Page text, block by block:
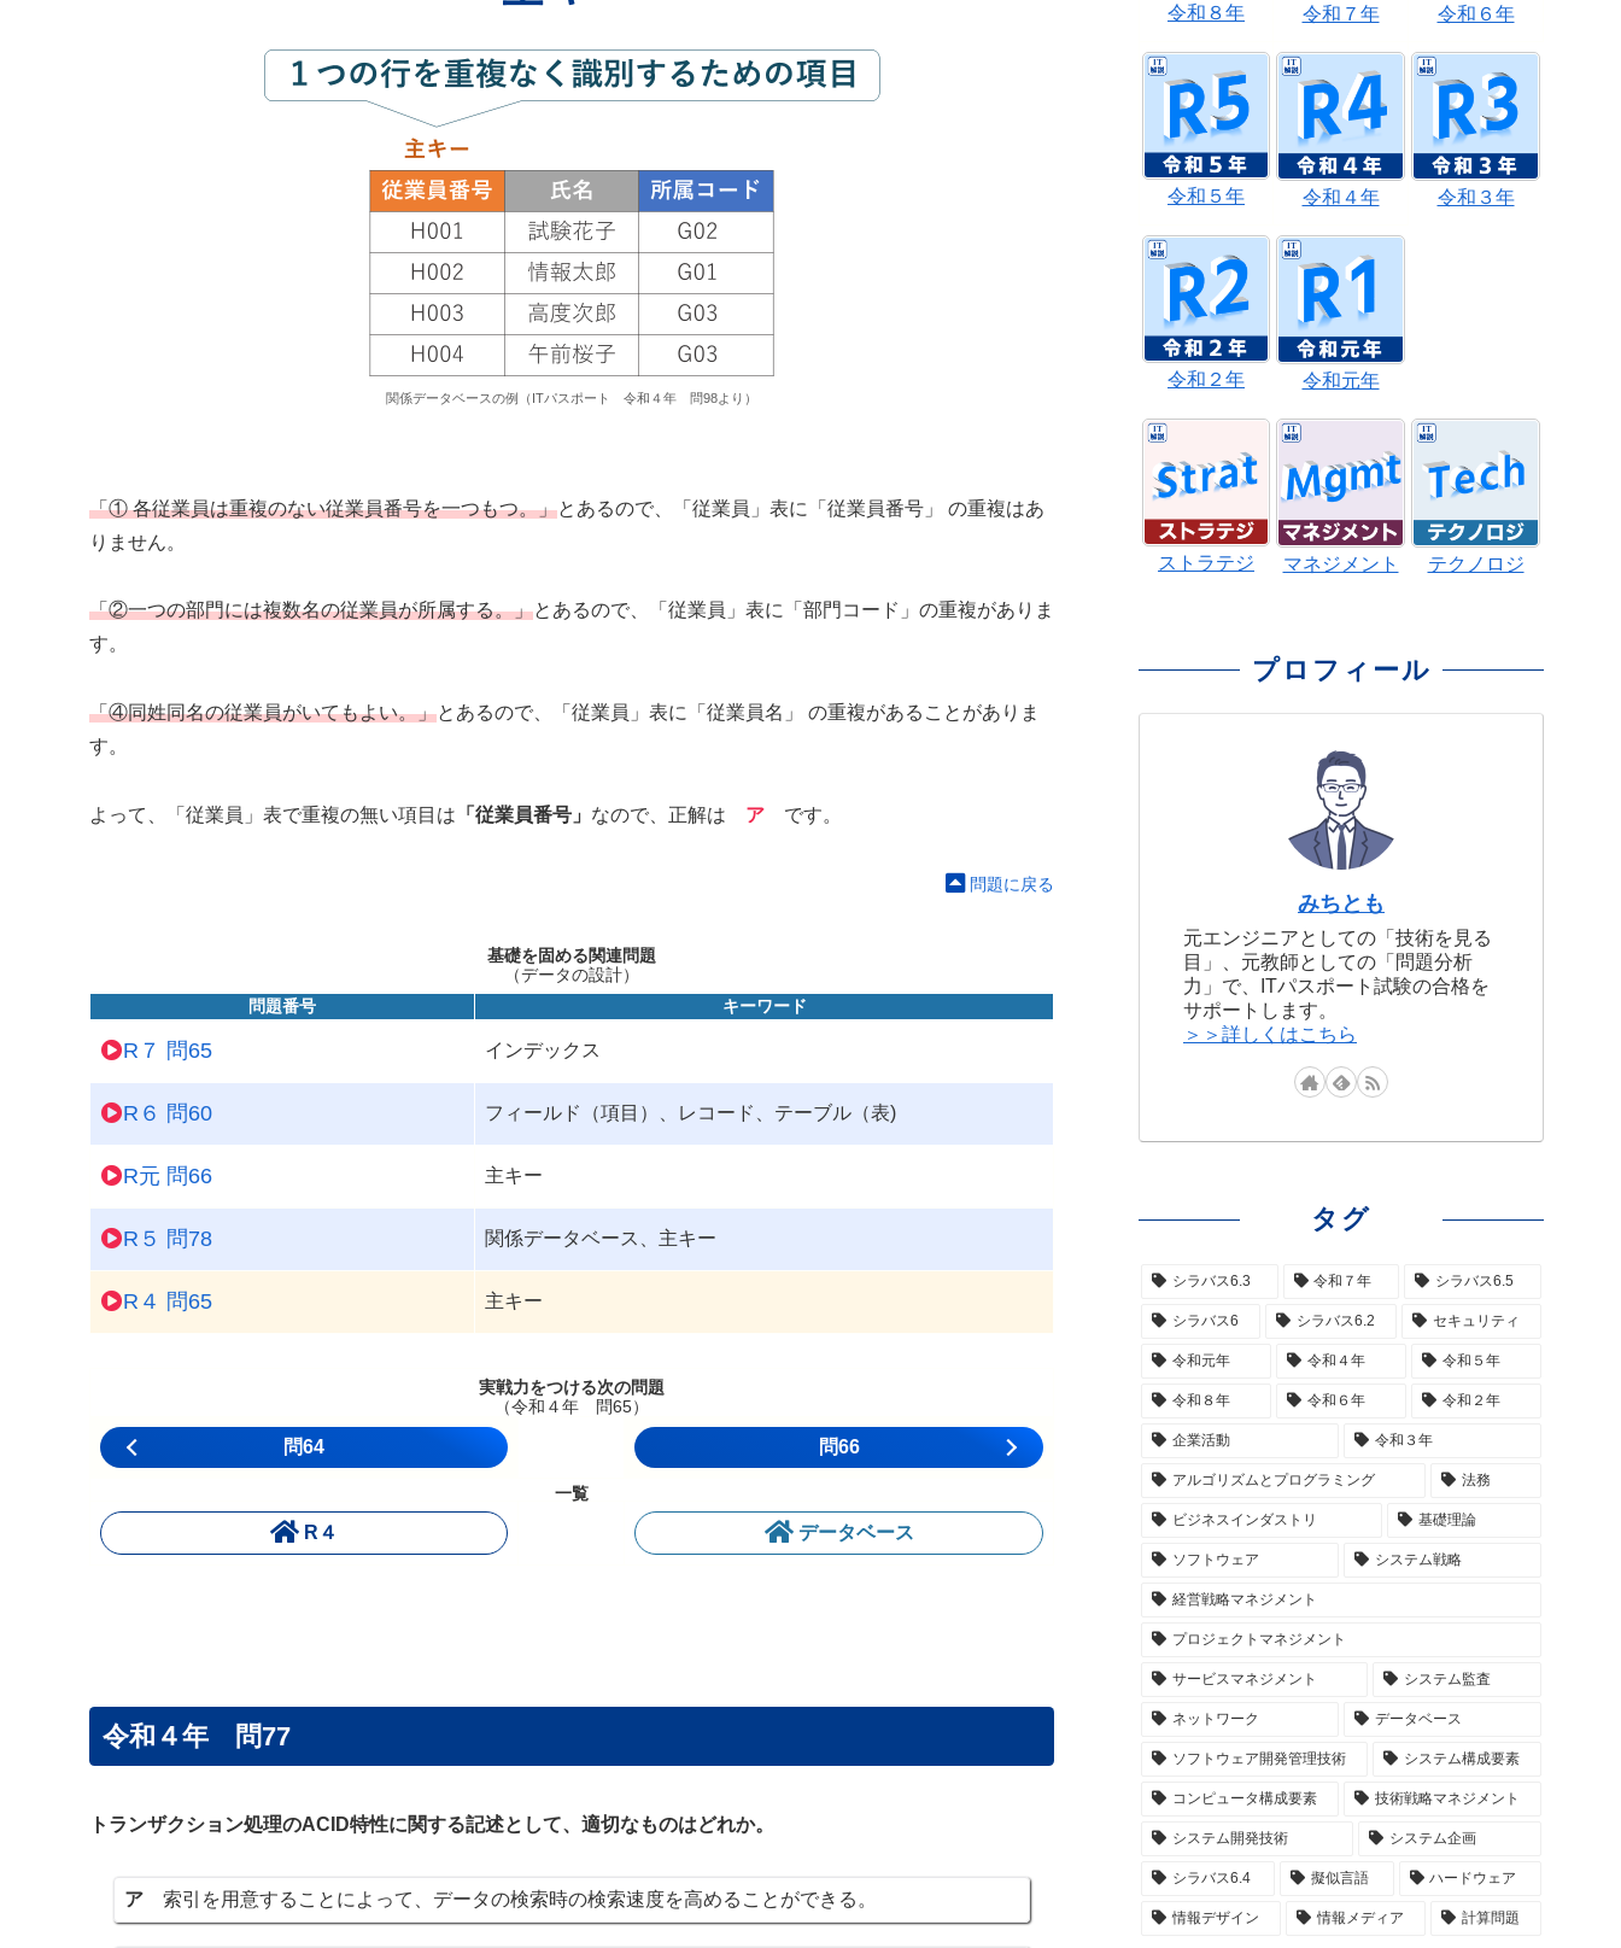
関係データベースの例（ITパスポート 令和４年 問98より）
「① 各従業員は重複のない従業員番号を一つもつ。」とあるので、「従業員」表に「従業員番号」 の重複はあ
りません。
「②一つの部門には複数名の従業員が所属する。」とあるので、「従業員」表に「部門コード」の重複がありま
す。
「④同姓同名の従業員がいてもよい。」とあるので、「従業員」表に「従業員名」 の重複があることがありま
す。
よって、「従業員」表で重複の無い項目は 「従業員番号」 なので、正解は ア です。
問題に戻る
基礎を固める関連問題
（データの設計）
問題番号
キーワード
R７ 問65 インデックス
R６ 問60 フィールド（項目）、レコード、テーブル（表)
R元 問66 主キー
R５ 問78 関係データベース、主キー
R４ 問65 主キー
実戦力をつける次の問題
（令和４年 問65）
問64 問66
一覧
R４ データベース
令和４年 問77
トランザクション処理のACID特性に関する記述として、適切なものはどれか。
ア 索引を用意することによって、データの検索時の検索速度を高めることができる。
令和８年 令和７年 令和６年
令和５年 令和４年 令和３年
令和２年 令和元年
ストラテジ マネジメント テクノロジ
プロフィール
みちとも
元エンジニアとしての「技術を見る
目」、元教師としての「問題分析
力」で、ITパスポート試験の合格を
サポートします。
＞＞詳しくはこちら
タグ
シラバス6.3 令和７年 シラバス6.5
シラバス6 シラバス6.2 セキュリティ
令和元年 令和４年 令和５年
令和８年 令和６年 令和２年
企業活動 令和３年
アルゴリズムとプログラミング 法務
ビジネスインダストリ 基礎理論
ソフトウェア システム戦略
経営戦略マネジメント
プロジェクトマネジメント
サービスマネジメント システム監査
ネットワーク データベース
ソフトウェア開発管理技術 システム構成要素
コンピュータ構成要素 技術戦略マネジメント
システム開発技術 システム企画
シラバス6.4 擬似言語 ハードウェア
情報デザイン 情報メディア 計算問題